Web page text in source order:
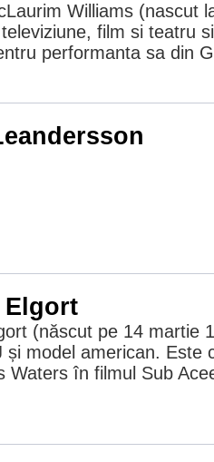
Williams (nascut
film si teatru
performanta sa din
Elgort
(născut pe 14 martie
și model american. Este
Waters în filmul Sub